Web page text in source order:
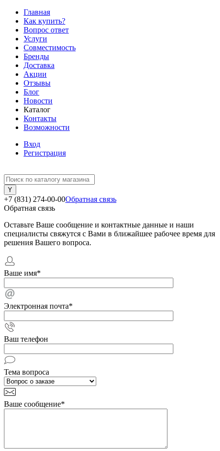
Главная
Как купить?
Вопрос ответ
Услуги
Совместимость
Бренды
Доставка
Акции
Отзывы
Блог
Новости
Каталог
Контакты
Возможности
Вход
Регистрация
+7 (831) 274-00-00Обратная связь
Обратная связь
Оставьте Ваше сообщение и контактные данные и наши
специалисты свяжутся с Вами в ближайшее рабочее время для
решения Вашего вопроса.
Ваше имя*
Электронная почта*
Ваш телефон
Тема вопроса
Ваше сообщение*